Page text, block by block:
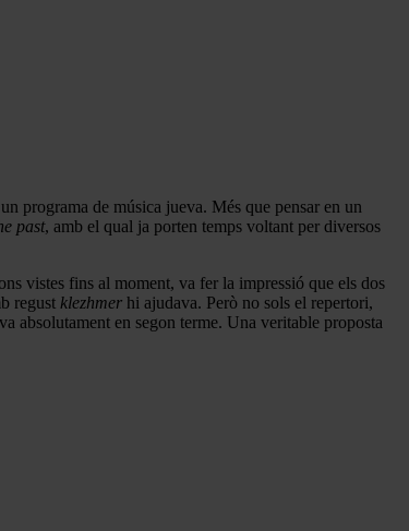
programa de música jueva. Més que pensar en un
past, amb el qual ja porten temps voltant per diversos
vistes fins al moment, va fer la impressió que els dos
regust klezhmer hi ajudava. Però no sols el repertori,
absolutament en segon terme. Una veritable proposta